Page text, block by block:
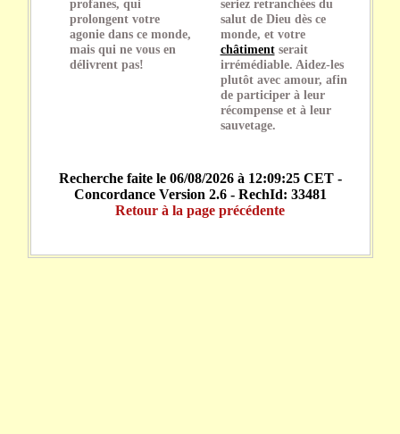
profanes, qui
prolongent votre
agonie dans ce monde,
mais qui ne vous en
délivrent pas!
seriez retranchées du
salut de Dieu dès ce
monde, et votre
châtimentserait
irrémédiable. Aidez-les
plutôt avec amour, afin
de participer à leur
récompense et à leur
sauvetage.
Recherche faite le 06/08/2026 à 12:09:25 CET -
Concordance Version 2.6 - RechId: 33481
Retour à la page précédente